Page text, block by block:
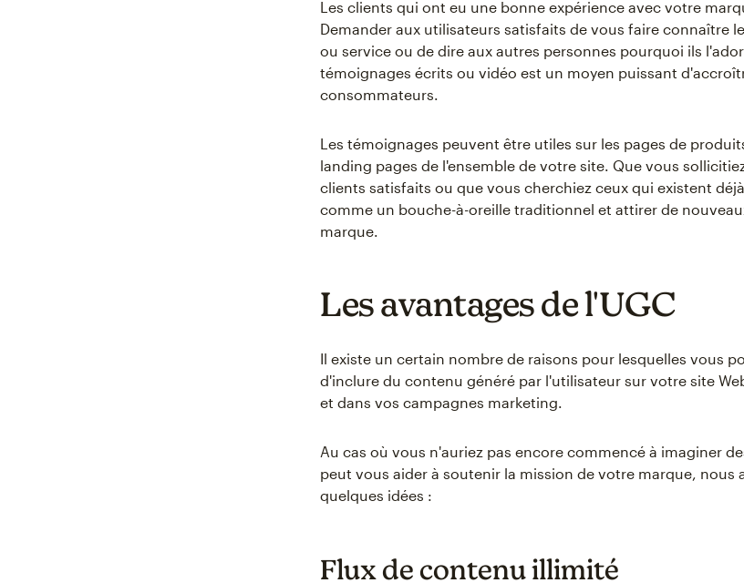
Les clients qui ont eu une bonne expérience avec votre
Demander aux utilisateurs satisfaits de vous faire connaître
ou service ou de dire aux autres personnes pourquoi ils
témoignages écrits ou vidéo est un moyen puissant
consommateurs.
Les témoignages peuvent être utiles sur les pages de
landing pages de l'ensemble de votre site. Que vous
clients satisfaits ou que vous cherchiez ceux qui existent
comme un bouche-à-oreille traditionnel et attirer de
marque.
Les avantages de l'UGC
Il existe un certain nombre de raisons pour lesquelles vous
d'inclure du contenu généré par l'utilisateur sur votre site
et dans vos campagnes marketing.
Au cas où vous n'auriez pas encore commencé à imaginer
peut vous aider à soutenir la mission de votre marque, nous
quelques idées :
Flux de contenu illimité